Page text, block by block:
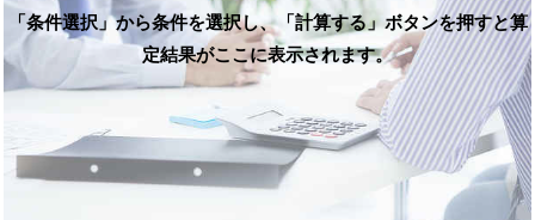
「条件選択」から条件を選択し、「計算する」ボタンを押すと算
定結果がここに表示されます。